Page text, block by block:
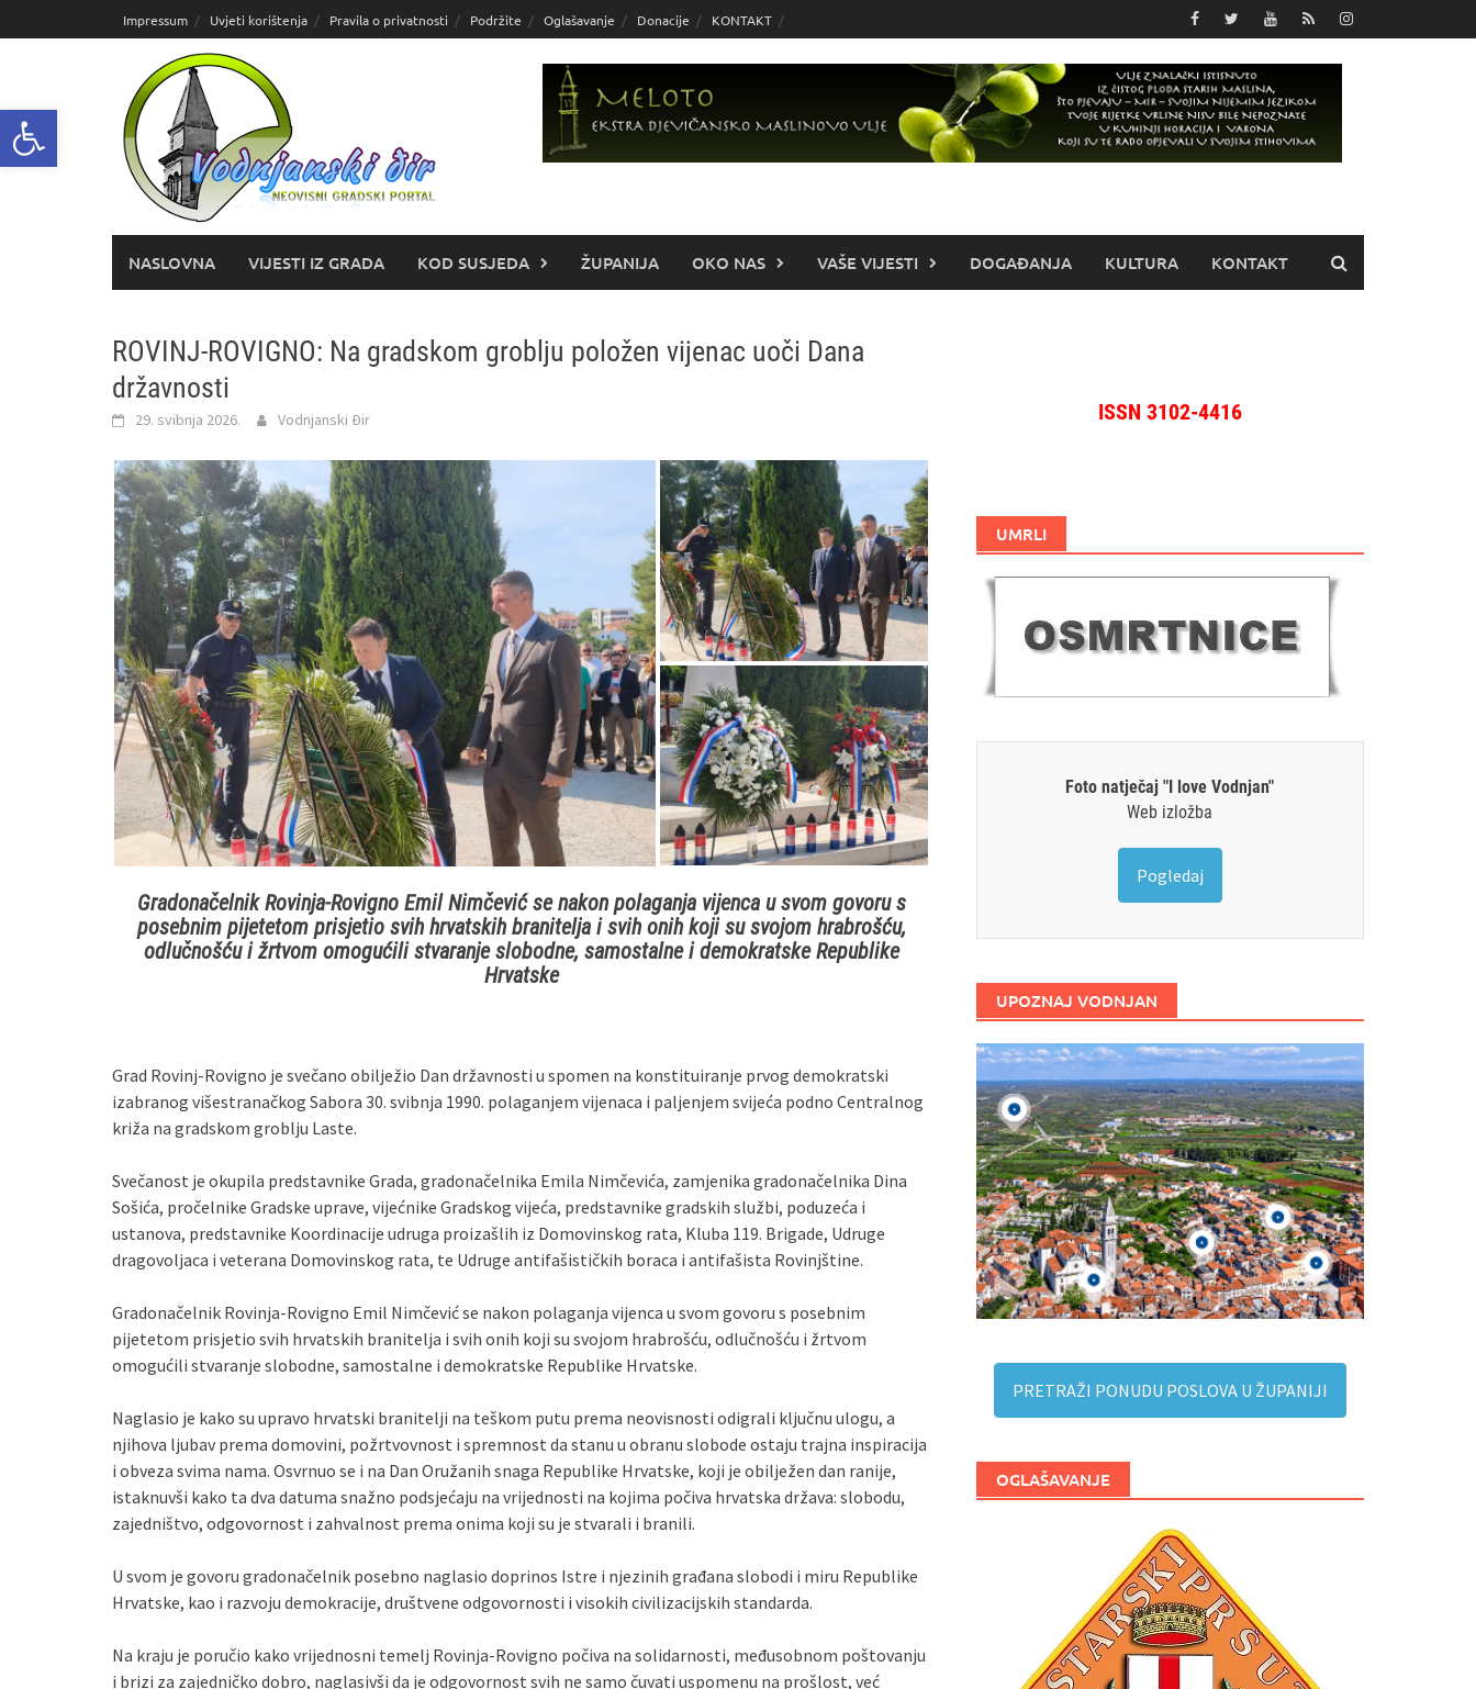
Open toolbar
do
Impressum Uvjeti korištenja Pravila o privatnosti Podržite Oglašavanje Donacije KONTAKT
NASLOVNA VIJESTI IZ GRADA KOD SUSJEDA ŽUPANIJA OKO NAS VAŠE VIJESTI DOGAĐANJA KULTURA KONTAKT
ROVINJ-ROVIGNO: Na gradskom groblju položen vijenac uoči Dana
državnosti
29. svibnja 2026. Vodnjanski Đir
Gradonačelnik Rovinja-Rovigno Emil Nimčević se nakon polaganja vijenca u svom govoru s
posebnim pijetetom prisjetio svih hrvatskih branitelja i svih onih koji su svojom hrabrošću,
odlučnošću i žrtvom omogućili stvaranje slobodne, samostalne i demokratske Republike
Hrvatske
Grad Rovinj-Rovigno je svečano obilježio Dan državnosti u spomen na konstituiranje prvog demokratski
izabranog višestranačkog Sabora 30. svibnja 1990. polaganjem vijenaca i paljenjem svijeća podno Centralnog
križa na gradskom groblju Laste.
Svečanost je okupila predstavnike Grada, gradonačelnika Emila Nimčevića, zamjenika gradonačelnika Dina
Sošića, pročelnike Gradske uprave, vijećnike Gradskog vijeća, predstavnike gradskih službi, poduzeća i
ustanova, predstavnike Koordinacije udruga proizašlih iz Domovinskog rata, Kluba 119. Brigade, Udruge
dragovoljaca i veterana Domovinskog rata, te Udruge antifašističkih boraca i antifašista Rovinjštine.
Gradonačelnik Rovinja-Rovigno Emil Nimčević se nakon polaganja vijenca u svom govoru s posebnim
pijetetom prisjetio svih hrvatskih branitelja i svih onih koji su svojom hrabrošću, odlučnošću i žrtvom
omogućili stvaranje slobodne, samostalne i demokratske Republike Hrvatske.
Naglasio je kako su upravo hrvatski branitelji na teškom putu prema neovisnosti odigrali ključnu ulogu, a
njihova ljubav prema domovini, požrtvovnost i spremnost da stanu u obranu slobode ostaju trajna inspiracija
i obveza svima nama. Osvrnuo se i na Dan Oružanih snaga Republike Hrvatske, koji je obilježen dan ranije,
istaknuvši kako ta dva datuma snažno podsjećaju na vrijednosti na kojima počiva hrvatska država: slobodu,
zajedništvo, odgovornost i zahvalnost prema onima koji su je stvarali i branili.
U svom je govoru gradonačelnik posebno naglasio doprinos Istre i njezinih građana slobodi i miru Republike
Hrvatske, kao i razvoju demokracije, društvene odgovornosti i visokih civilizacijskih standarda.
Na kraju je poručio kako vrijednosni temelj Rovinja-Rovigno počiva na solidarnosti, međusobnom poštovanju
i brizi za zajedničko dobro, naglasivši da je odgovornost svih ne samo čuvati uspomenu na prošlost, već
ISSN 3102-4416
UMRLI
Foto natječaj "I love Vodnjan"
Web izložba
Pogledaj
UPOZNAJ VODNJAN
PRETRAŽI PONUDU POSLOVA U ŽUPANIJI
OGLAŠAVANJE